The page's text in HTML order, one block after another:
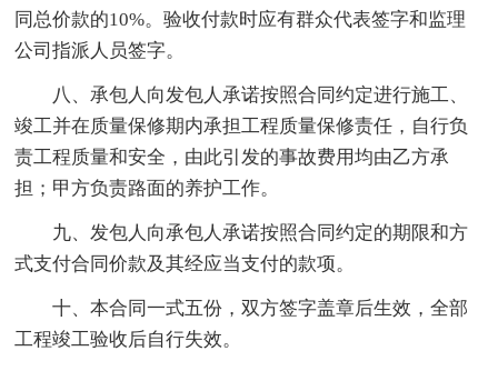
同总价款的10%。验收付款时应有群众代表签字和监理
公司指派人员签字。
八、承包人向发包人承诺按照合同约定进行施工、
竣工并在质量保修期内承担工程质量保修责任，自行负
责工程质量和安全，由此引发的事故费用均由乙方承
担；甲方负责路面的养护工作。
九、发包人向承包人承诺按照合同约定的期限和方
式支付合同价款及其经应当支付的款项。
十、本合同一式五份，双方签字盖章后生效，全部
工程竣工验收后自行失效。